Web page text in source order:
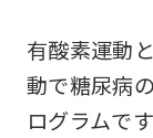
有酸素運動
動で糖尿病
ログラムで